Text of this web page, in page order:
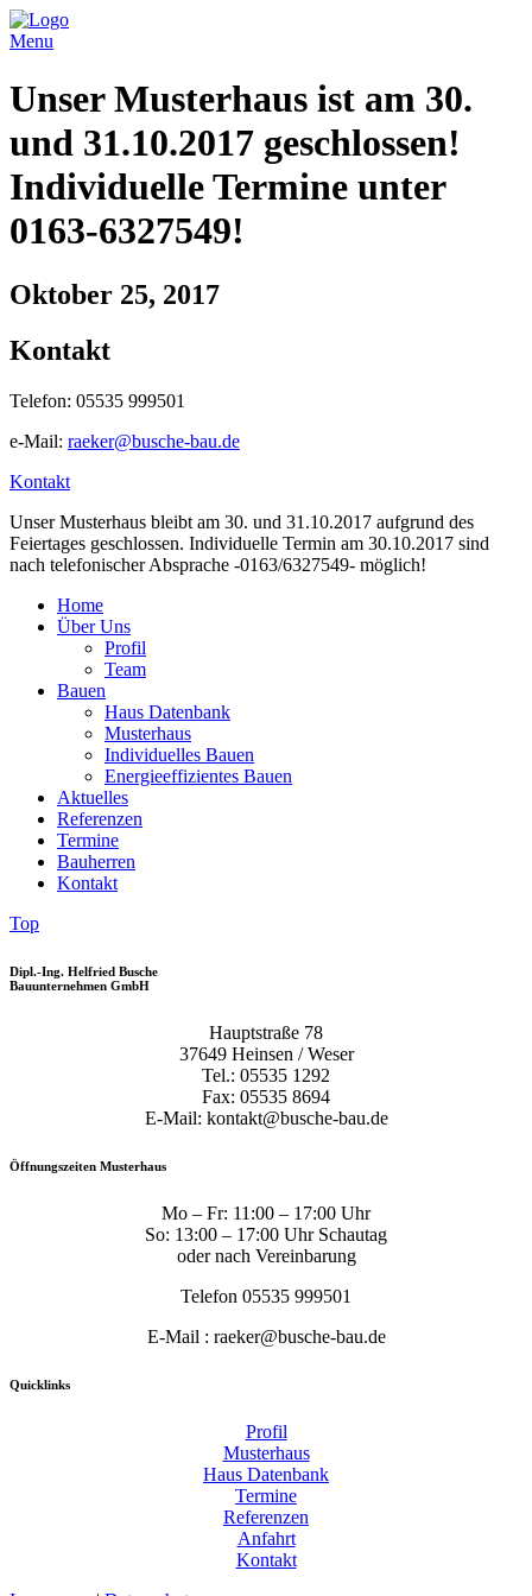
Menu
Unser Musterhaus ist am 30.
und 31.10.2017 geschlossen!
Individuelle Termine unter
0163-6327549!
Oktober 25, 2017
Kontakt
Telefon: 05535 999501
e-Mail: raeker@busche-bau.de
Kontakt
Unser Musterhaus bleibt am 30. und 31.10.2017 aufgrund des
Feiertages geschlossen. Individuelle Termin am 30.10.2017 sind
nach telefonischer Absprache -0163/6327549- möglich!
Home
Über Uns
Profil
Team
Bauen
Haus Datenbank
Musterhaus
Individuelles Bauen
Energieeffizientes Bauen
Aktuelles
Referenzen
Termine
Bauherren
Kontakt
Top
Dipl.-Ing. Helfried Busche
Bauunternehmen GmbH
Hauptstraße 78
37649 Heinsen / Weser
Tel.: 05535 1292
Fax: 05535 8694
E-Mail: kontakt@busche-bau.de
Öffnungszeiten Musterhaus
Mo – Fr: 11:00 – 17:00 Uhr
So: 13:00 – 17:00 Uhr Schautag
oder nach Vereinbarung
Telefon 05535 999501
E-Mail : raeker@busche-bau.de
Quicklinks
Profil
Musterhaus
Haus Datenbank
Termine
Referenzen
Anfahrt
Kontakt